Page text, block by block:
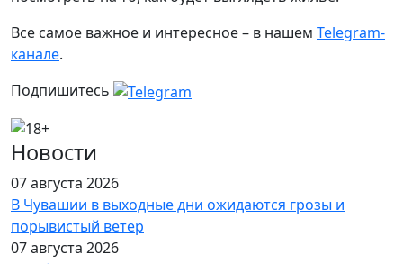
Все самое важное и интересное – в нашем Telegram-
канале.
Подпишитесь
Новости
07 августа 2026
В Чувашии в выходные дни ожидаются грозы и
порывистый ветер
07 августа 2026